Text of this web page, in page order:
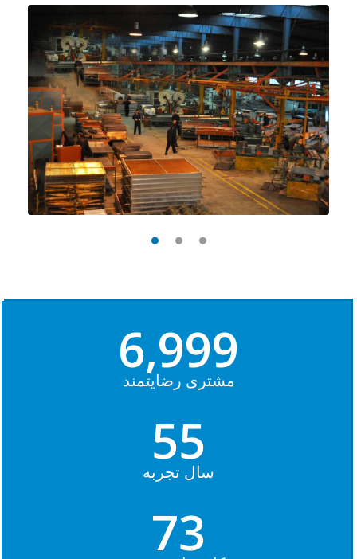
7,000
مشتری رضایتمند
55
سال تجربه
73